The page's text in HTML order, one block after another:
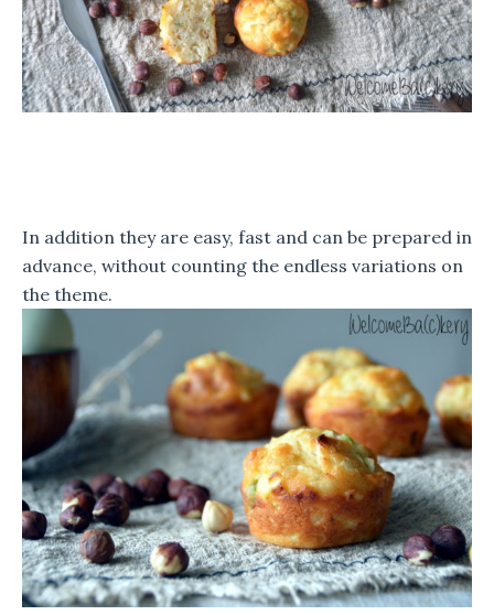
In addition they are easy, fast and can be prepared in
advance, without counting the endless variations on
the theme.